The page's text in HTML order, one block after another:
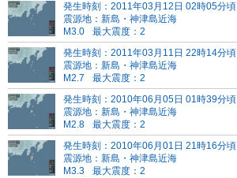
発生時刻：2011年03月12日 02時05分頃
震源地：新島・神津島近海
M3.0
最大震度：2
発生時刻：2011年03月11日 22時14分頃
震源地：新島・神津島近海
M2.7
最大震度：2
発生時刻：2010年06月05日 01時39分頃
震源地：新島・神津島近海
M2.8
最大震度：2
発生時刻：2010年06月01日 21時16分頃
震源地：新島・神津島近海
M3.3
最大震度：2